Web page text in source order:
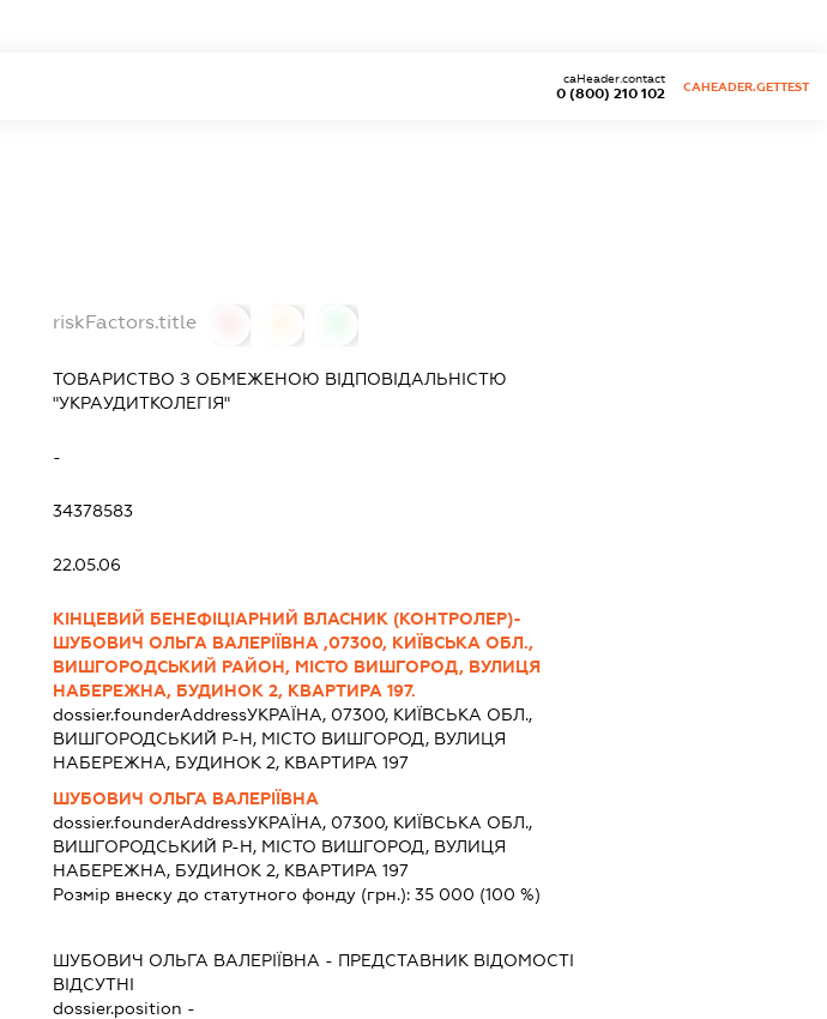
0 (800) 210 102
caHeader.contact
CAHEADER.GETTEST
riskFactors.title
ТОВАРИСТВО З ОБМЕЖЕНОЮ ВІДПОВІДАЛЬНІСТЮ
"УКРАУДИТКОЛЕГІЯ"
-
34378583
22.05.06
КІНЦЕВИЙ БЕНЕФІЦІАРНИЙ ВЛАСНИК (КОНТРОЛЕР)-
ШУБОВИЧ ОЛЬГА ВАЛЕРІЇВНА ,07300, КИЇВСЬКА ОБЛ.,
ВИШГОРОДСЬКИЙ РАЙОН, МІСТО ВИШГОРОД, ВУЛИЦЯ
НАБЕРЕЖНА, БУДИНОК 2, КВАРТИРА 197.
dossier.founderAddressУКРАЇНА, 07300, КИЇВСЬКА ОБЛ.,
ВИШГОРОДСЬКИЙ Р-Н, МІСТО ВИШГОРОД, ВУЛИЦЯ
НАБЕРЕЖНА, БУДИНОК 2, КВАРТИРА 197
ШУБОВИЧ ОЛЬГА ВАЛЕРІЇВНА
dossier.founderAddressУКРАЇНА, 07300, КИЇВСЬКА ОБЛ.,
ВИШГОРОДСЬКИЙ Р-Н, МІСТО ВИШГОРОД, ВУЛИЦЯ
НАБЕРЕЖНА, БУДИНОК 2, КВАРТИРА 197
Розмір внеску до статутного фонду (грн.): 35 000 (100 %)
ШУБОВИЧ ОЛЬГА ВАЛЕРІЇВНА - ПРЕДСТАВНИК ВІДОМОСТІ
ВІДСУТНІ
dossier.position -